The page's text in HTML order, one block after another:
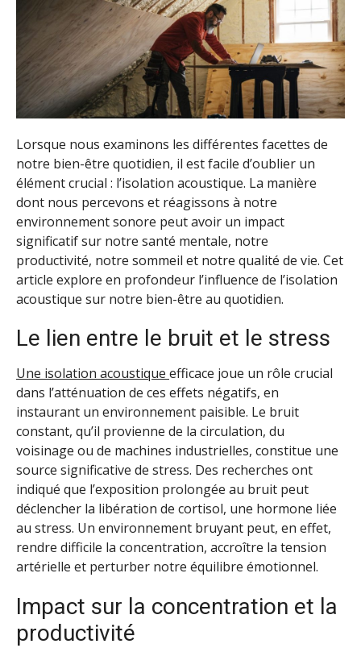
Lorsque nous examinons les différentes facettes de
notre bien-être quotidien, il est facile d’oublier un
élément crucial : l’isolation acoustique. La manière
dont nous percevons et réagissons à notre
environnement sonore peut avoir un impact
significatif sur notre santé mentale, notre
productivité, notre sommeil et notre qualité de vie. Cet
article explore en profondeur l’influence de l’isolation
acoustique sur notre bien-être au quotidien.
Le lien entre le bruit et le stress
Une isolation acoustique efficace joue un rôle crucial
dans l’atténuation de ces effets négatifs, en
instaurant un environnement paisible. Le bruit
constant, qu’il provienne de la circulation, du
voisinage ou de machines industrielles, constitue une
source significative de stress. Des recherches ont
indiqué que l’exposition prolongée au bruit peut
déclencher la libération de cortisol, une hormone liée
au stress. Un environnement bruyant peut, en effet,
rendre difficile la concentration, accroître la tension
artérielle et perturber notre équilibre émotionnel.
Impact sur la concentration et la
productivité